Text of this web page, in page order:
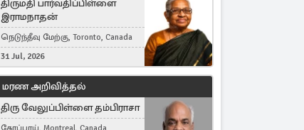
திருமதி பார்வதிப்பிள்ளை
இராமநாதன்
நெடுந்தீவு மேற்கு, Toronto, Canada
31 Jul, 2026
மரண அறிவித்தல்
திரு வேலுப்பிள்ளை தம்பிராசா